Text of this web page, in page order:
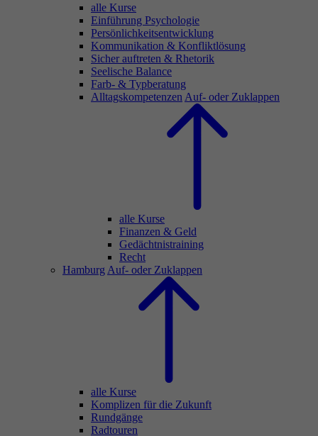
alle Kurse
Einführung Psychologie
Persönlichkeitsentwicklung
Kommunikation & Konfliktlösung
Sicher auftreten & Rhetorik
Seelische Balance
Farb- & Typberatung
Alltagskompetenzen Auf- oder Zuklappen
alle Kurse
Finanzen & Geld
Gedächtnistraining
Recht
Hamburg Auf- oder Zuklappen
alle Kurse
Komplizen für die Zukunft
Rundgänge
Radtouren